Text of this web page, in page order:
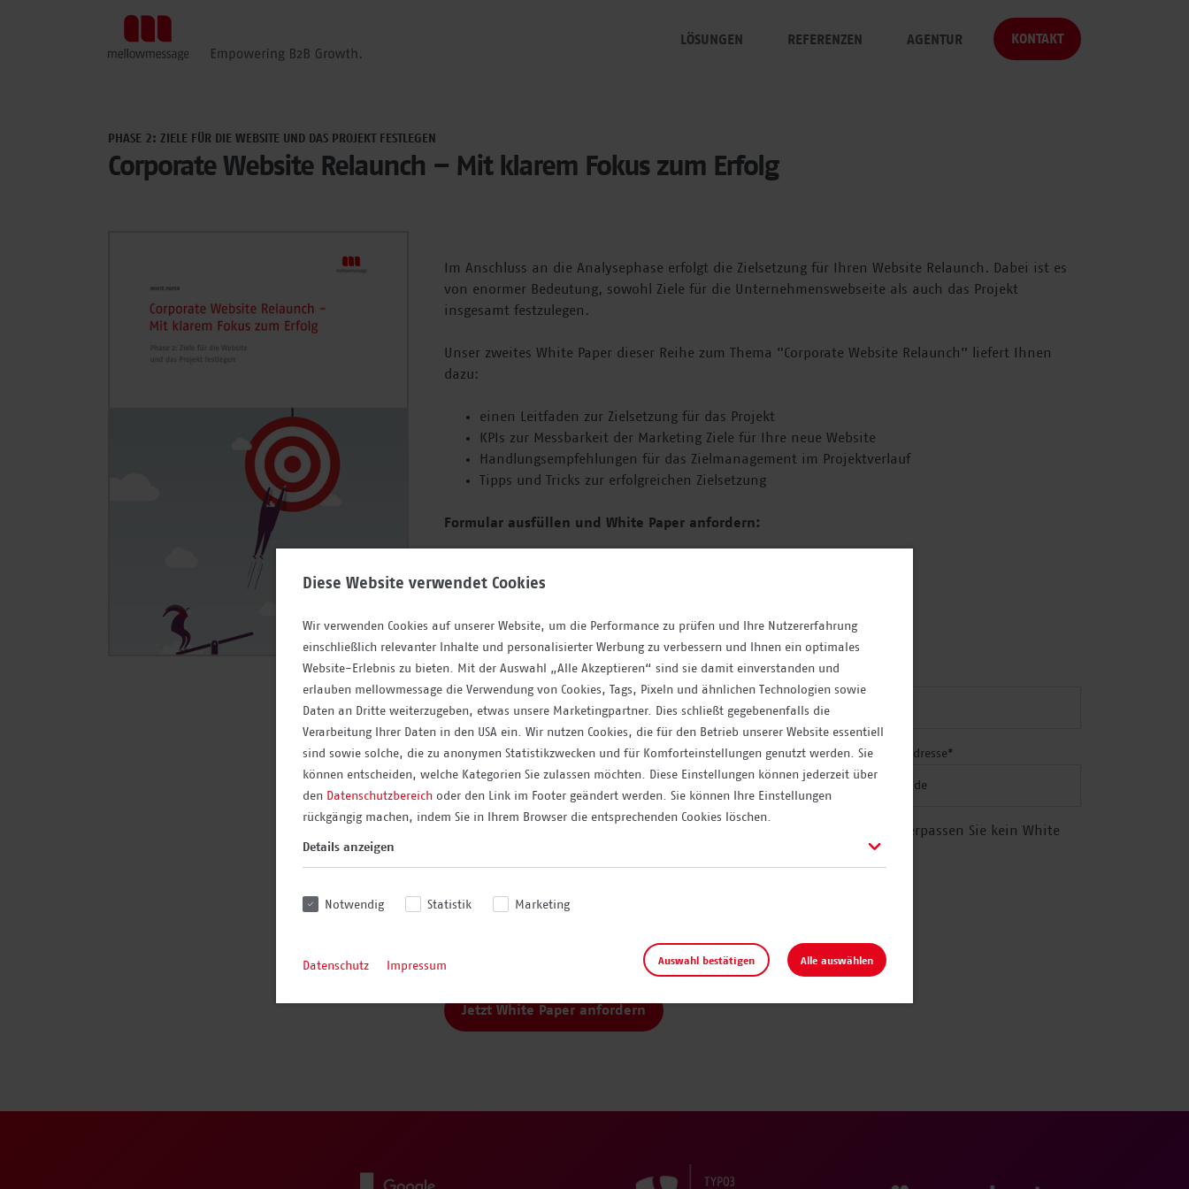
LÖSUNGEN
mellowmessage integrate
REFERENZEN AGENTUR
Arbeiten bei
mellowmessage
KONTAKT
PHASE 2: ZIELE FÜR DIE WEBSITE UND DAS PROJEKT FESTLEGEN
Corporate Website Relaunch – Mit klarem Fokus zum Erfolg
Im Anschluss an die Analysephase erfolgt die Zielsetzung für Ihren Website Relaunch. Dabei ist es
von enormer Bedeutung, sowohl Ziele für die Unternehmenswebseite als auch das Projekt
insgesamt festzulegen.
Unser zweites White Paper dieser Reihe zum Thema "Corporate Website Relaunch" liefert Ihnen
dazu:
einen Leitfaden zur Zielsetzung für das Projekt
KPIs zur Messbarkeit der Marketing Ziele für Ihre neue Website
Handlungsempfehlungen für das Zielmanagement im Projektverlauf
Tipps und Tricks zur erfolgreichen Zielsetzung
Formular ausfüllen und White Paper anfordern:
Vorname Nachname
Firma Geschäftliche E-Mail-Adresse*
Erhalten Sie einmal im Monat Neuigkeiten & Trends im B2B Marketing. Verpassen Sie kein White
Ich möchte mich zum mellowmessage Newsletter anmelden.
Einwilligungserklärung gelesen und akzeptiere sie.
Diese Website verwendet Cookies
Wir verwenden Cookies auf unserer Website, um die Performance zu prüfen und Ihre Nutzererfahrung
einschließlich relevanter Inhalte und personalisierter Werbung zu verbessern und Ihnen ein optimales
Website-Erlebnis zu bieten. Mit der Auswahl „Alle Akzeptieren“ sind sie damit einverstanden und
erlauben mellowmessage die Verwendung von Cookies, Tags, Pixeln und ähnlichen Technologien sowie
Daten an Dritte weiterzugeben, etwas unsere Marketingpartner. Dies schließt gegebenenfalls die
Verarbeitung Ihrer Daten in den USA ein. Wir nutzen Cookies, die für den Betrieb unserer Website essentiell
sind sowie solche, die zu anonymen Statistikzwecken und für Komforteinstellungen genutzt werden. Sie
können entscheiden, welche Kategorien Sie zulassen möchten. Diese Einstellungen können jederzeit über
den Datenschutzbereich oder den Link im Footer geändert werden. Sie können Ihre Einstellungen
rückgängig machen, indem Sie in Ihrem Browser die entsprechenden Cookies löschen.
Details anzeigen
Notwendig Statistik Marketing
Datenschutz Impressum Auswahl bestätigen Alle auswählen